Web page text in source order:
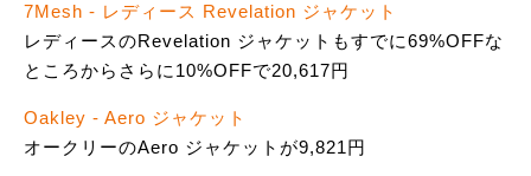
7Mesh - レディース Revelation ジャケット
レディースのRevelation ジャケットもすでに69%OFFな
ところからさらに10%OFFで20,617円
Oakley - Aero ジャケット
オークリーのAero ジャケットが9,821円